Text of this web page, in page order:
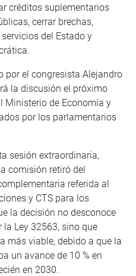
créditos suplementarios
cerrar brechas,
del Estado y
por el congresista Alejandro
la discusión el próximo
Ministerio de Economía y
por los parlamentarios
sesión extraordinaria,
comisión retiró del
referida al
y CTS para los
la decisión no desconoce
la Ley 32563, sino que
más viable, debido a que la
un avance de 10 % en
en 2030.